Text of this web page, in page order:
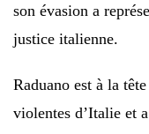
son évasion a
justice italienne.
Raduano est à la
violentes d’Italie et